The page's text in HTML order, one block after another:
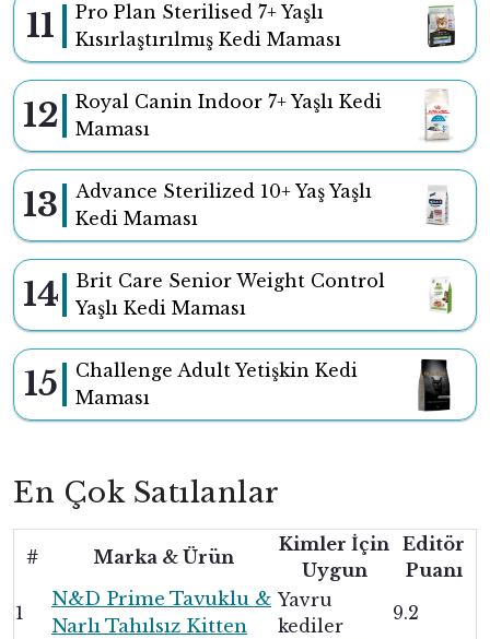
11
Pro Plan Sterilised 7+ Yaşlı
Kısırlaştırılmış Kedi Maması
12
Royal Canin Indoor 7+ Yaşlı Kedi
Maması
13
Advance Sterilized 10+ Yaş Yaşlı
Kedi Maması
14
Brit Care Senior Weight Control
Yaşlı Kedi Maması
15
Challenge Adult Yetişkin Kedi
Maması
En Çok Satılanlar
# Marka & Ürün
Kimler İçin
Uygun
Editör
Puanı
1
N&D Prime Tavuklu &
Narlı Tahılsız Kitten
Yavru
kediler
9.2